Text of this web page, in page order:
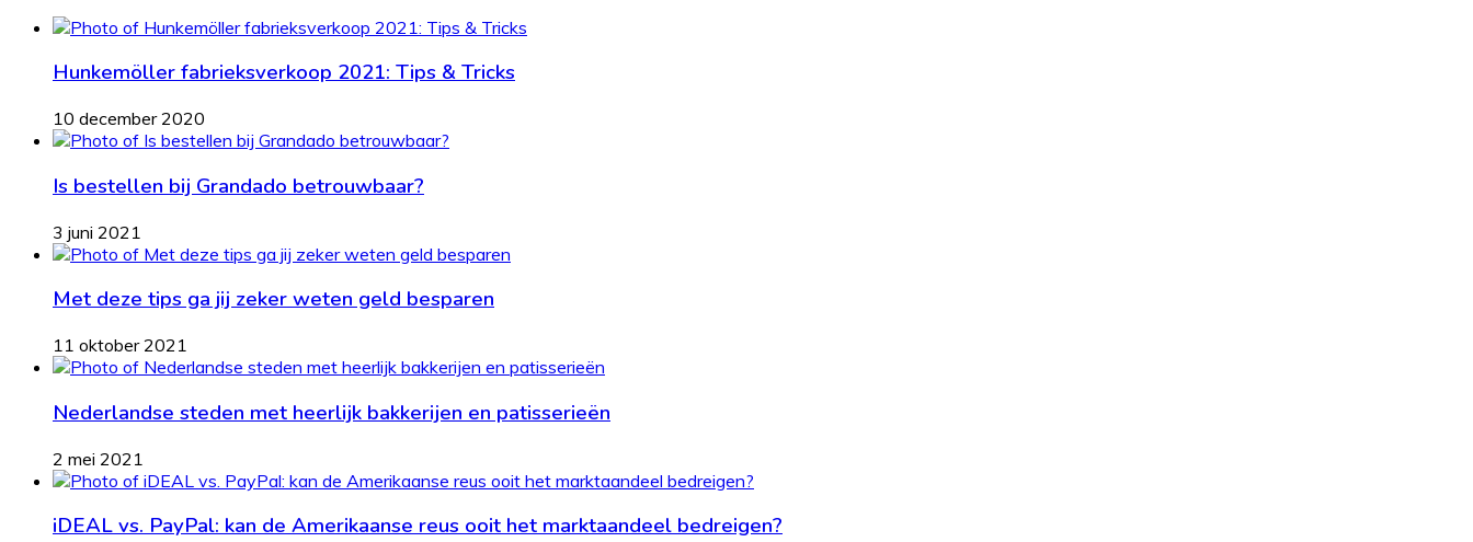
Hunkemöller fabrieksverkoop 2021: Tips & Tricks
10 december 2020
Is bestellen bij Grandado betrouwbaar?
3 juni 2021
Met deze tips ga jij zeker weten geld besparen
11 oktober 2021
Nederlandse steden met heerlijk bakkerijen en patisserieën
2 mei 2021
iDEAL vs. PayPal: kan de Amerikaanse reus ooit het marktaandeel bedreigen?